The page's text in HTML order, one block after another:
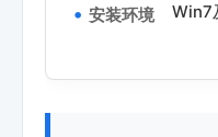
安装环境 Win7